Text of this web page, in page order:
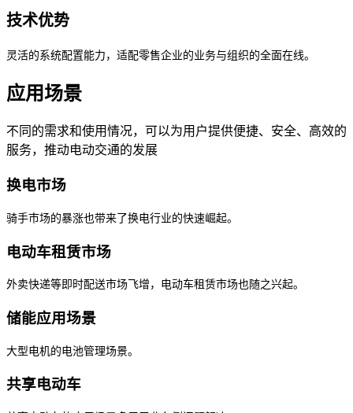
技术优势
灵活的系统配置能力，适配零售企业的业务与组织的全面在线。
应用场景
不同的需求和使用情况，可以为用户提供便捷、安全、高效的
服务，推动电动交通的发展
换电市场
骑手市场的暴涨也带来了换电行业的快速崛起。
电动车租赁市场
外卖快递等即时配送市场飞增，电动车租赁市场也随之兴起。
储能应用场景
大型电机的电池管理场景。
共享电动车